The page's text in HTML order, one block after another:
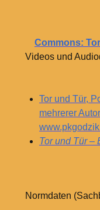
Commons:
Videos und
Tor und Tür,
mehrerer
Tor und Tür –
Normdaten